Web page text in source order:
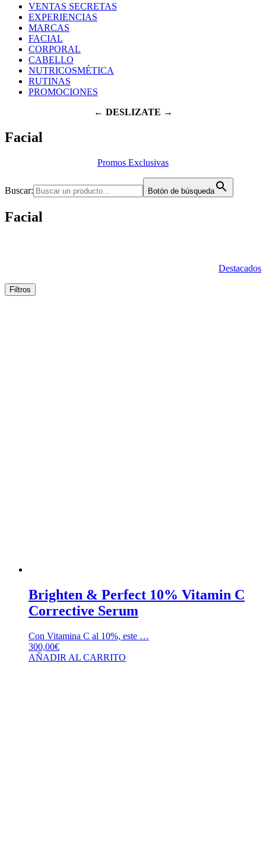
VENTAS SECRETAS
EXPERIENCIAS
MARCAS
FACIAL
CORPORAL
CABELLO
NUTRICOSMÉTICA
RUTINAS
PROMOCIONES
← DESLIZATE →
Facial
Promos Exclusivas
Buscar: Botón de búsqueda
Facial
Destacados
Filtros
Brighten & Perfect 10% Vitamin C
Corrective Serum
Con Vitamina C al 10%, este …
300,00€
AÑADIR AL CARRITO